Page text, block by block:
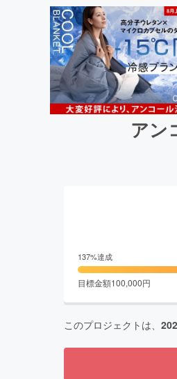
アン
137%達成
目標金額100,000円
このプロジェクトは、